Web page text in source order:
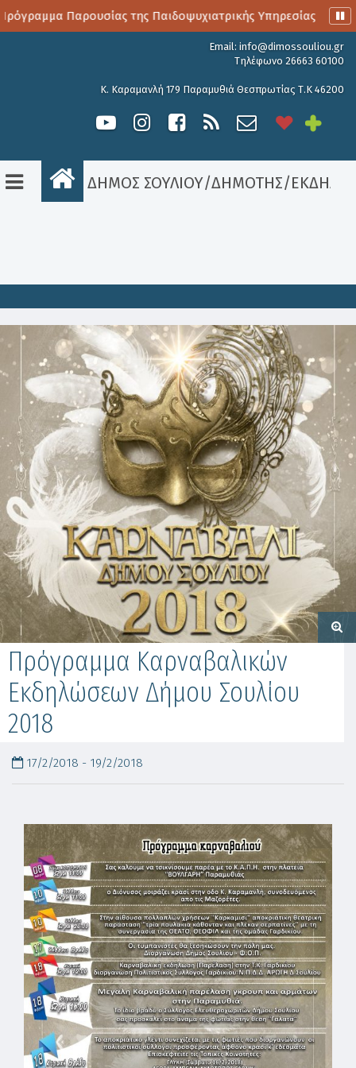
Παρουσίας της Παιδοψυχιατρικής Υπηρεσίας
Email: info@dimossouliou.gr
Τηλέφωνο 26663 60100
Κ. Καραμανλή 179 Παραμυθιά Θεσπρωτίας Τ.Κ 46200
ΔΗΜΟΣ ΣΟΥΛΙΟΥ/ΔΗΜΟΤΗΣ/
Πρόγραμμα Καρναβαλικών
Εκδηλώσεων Δήμου Σουλίου
2018
17/2/2018 - 19/2/2018